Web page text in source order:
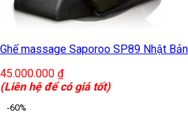
Ghế massage Saporoo SP89 Nhật
45.000.000 ₫
(Liên hệ để có giá tốt)
-60%